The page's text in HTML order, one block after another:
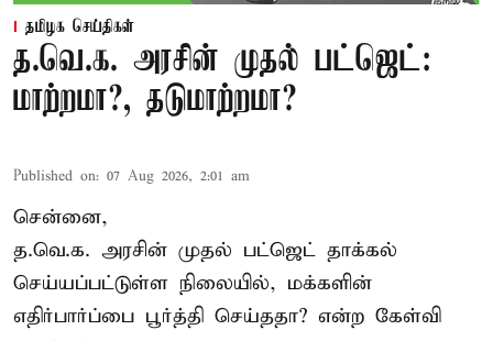
தமிழக செய்திகள்
த.வெ.க. அரசின் முதல் பட்ஜெட்:
மாற்றமா?, தடுமாற்றமா?
Published on: 07 Aug 2026, 2:01 am
சென்னை,
த.வெ.க. அரசின் முதல் பட்ஜெட் தாக்கல்
செய்யப்பட்டுள்ள நிலையில், மக்களின்
எதிர்பார்ப்பை பூர்த்தி செய்ததா? என்ற கேள்வி